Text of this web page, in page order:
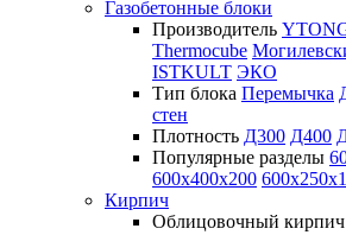
Газобетонные блоки
Производитель
Thermocube
ISTKULT ЭКО
Тип блока Перемычка
стен
Плотность Д300 Д400
Популярные разделы
600х400х200
Кирпич
Облицовочный кирпич